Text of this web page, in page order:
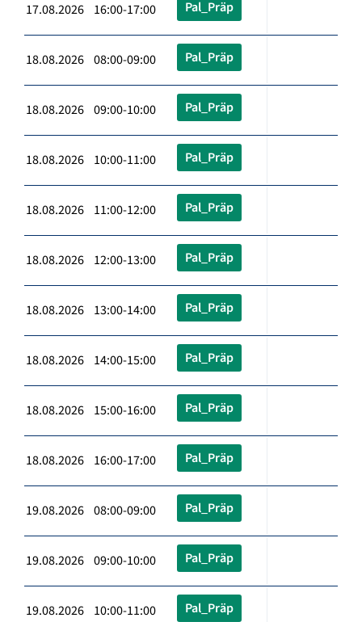
17.08.2026 16:00-17:00 Pal_Präp
18.08.2026 08:00-09:00 Pal_Präp
18.08.2026 09:00-10:00 Pal_Präp
18.08.2026 10:00-11:00 Pal_Präp
18.08.2026 11:00-12:00 Pal_Präp
18.08.2026 12:00-13:00 Pal_Präp
18.08.2026 13:00-14:00 Pal_Präp
18.08.2026 14:00-15:00 Pal_Präp
18.08.2026 15:00-16:00 Pal_Präp
18.08.2026 16:00-17:00 Pal_Präp
19.08.2026 08:00-09:00 Pal_Präp
19.08.2026 09:00-10:00 Pal_Präp
19.08.2026 10:00-11:00 Pal_Präp